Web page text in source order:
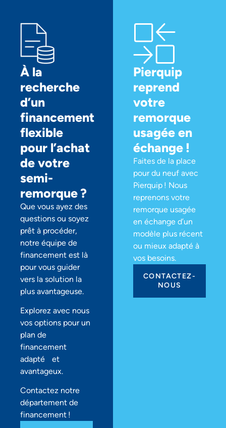
À la
recherche
d’un
financement
flexible
pour l’achat
de votre
semi-
remorque ?
Que vous ayez des
questions ou soyez
prêt à procéder,
notre équipe de
financement est là
pour vous guider
vers la solution la
plus avantageuse.
Explorez avec nous
vos options pour un
plan de
financement
adapté et
avantageux.
Contactez notre
département de
financement !
Pierquip
reprend
votre
remorque
usagée en
échange !
Faites de la place
pour du neuf avec
Pierquip ! Nous
reprenons votre
remorque usagée
en échange d’un
modèle plus récent
ou mieux adapté à
vos besoins.
CONTACTEZ-
NOUS